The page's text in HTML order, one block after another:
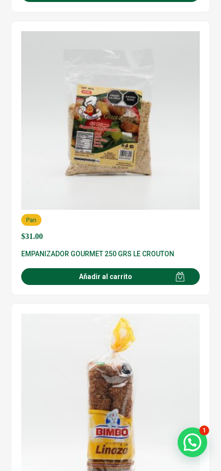
$31.00
Pan
EMPANIZADOR GOURMET 250 GRS LE CROUTON
Añadir al carrito
1